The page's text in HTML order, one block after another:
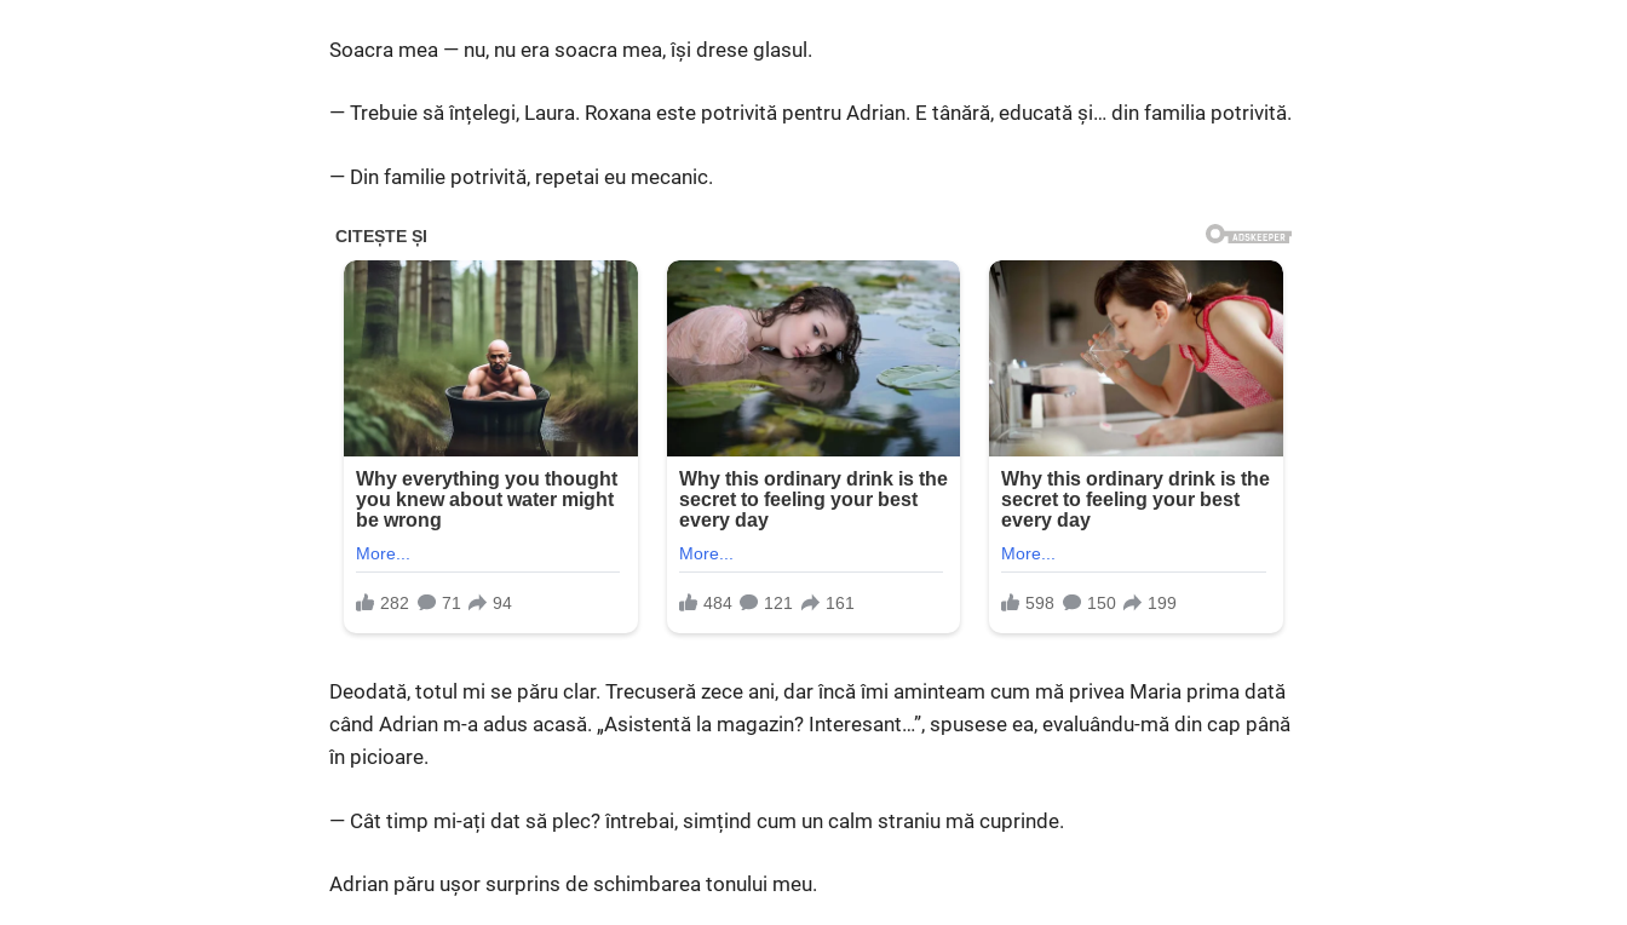
Soacra mea — nu, nu era soacra mea, își drese glasul.
— Trebuie să înțelegi, Laura. Roxana este potrivită pentru Adrian. E tânără, educată și… din familia potrivită.
— Din familie potrivită, repetai eu mecanic.
Deodată, totul mi se păru clar. Trecuseră zece ani, dar încă îmi aminteam cum mă privea Maria prima dată
când Adrian m-a adus acasă. „Asistentă la magazin? Interesant…”, spusese ea, evaluându-mă din cap până
în picioare.
— Cât timp mi-ați dat să plec? întrebai, simțind cum un calm straniu mă cuprinde.
Adrian păru ușor surprins de schimbarea tonului meu.